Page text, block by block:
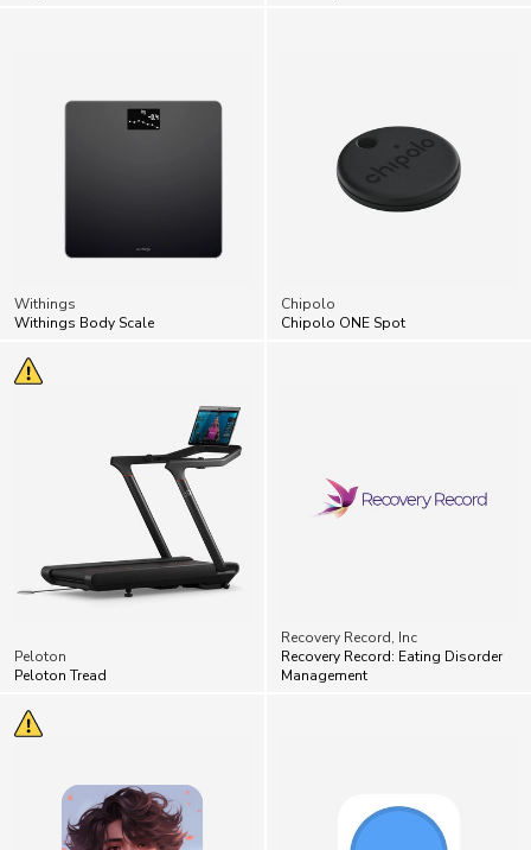
Withings
Withings Body Scale
Chipolo
Chipolo ONE Spot
Peloton
Peloton Tread
Recovery Record, Inc
Recovery Record: Eating Disorder
Management